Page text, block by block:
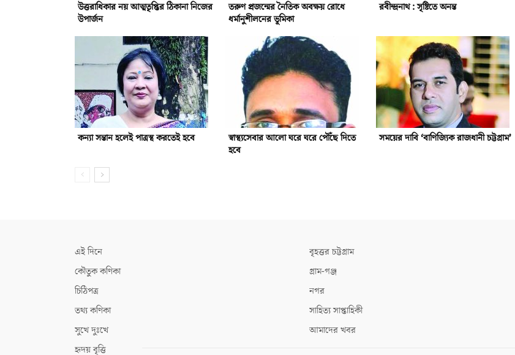
উত্তরাধিকার নয় আত্মতৃপ্তির ঠিকানা নিজের
উপার্জন
তরুণ প্রজন্মের নৈতিক অবক্ষয় রোধে
ধর্মানুশীলনের ভূমিকা
রবীন্দ্রনাথ : সৃষ্টিতে অনন্ত
কন্যা সন্তান হলেই পাত্রস্থ করতেই হবে
স্বাস্থ্যসেবার আলো ঘরে ঘরে পৌঁছে দিতে
হবে
সময়ের দাবি ‘বাণিজ্যিক রাজধানী চট্টগ্রাম’
এই দিনে
কৌতুক কণিকা
চিঠিপত্র
তথ্য কণিকা
সুখে দুঃখে
হৃদয় বৃত্তি
বৃহত্তর চট্টগ্রাম
গ্রাম-গঞ্জ
নগর
সাহিত্য সাপ্তাহিকী
আমাদের খবর